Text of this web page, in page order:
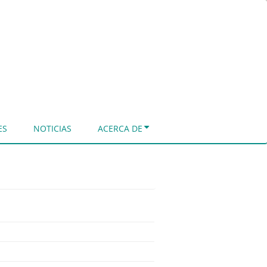
NOTICIAS ACERCA DE